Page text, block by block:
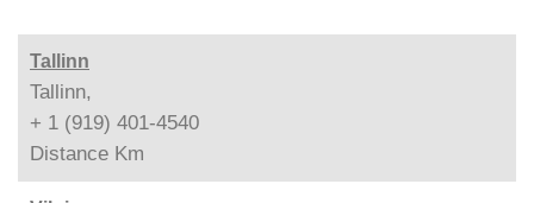
Tallinn
Tallinn,
+ 1 (919) 401-4540
Distance Km